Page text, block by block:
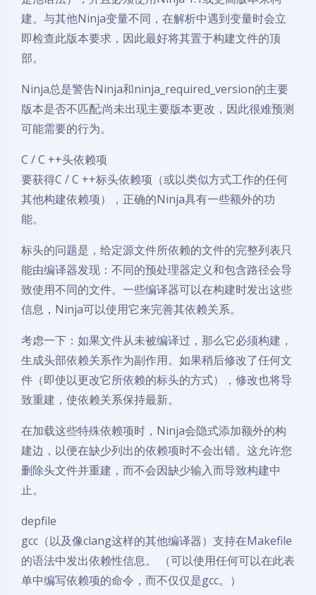
建。与其他Ninja变量不同，在解析中遇到变量时会立
即检查此版本要求，因此最好将其置于构建文件的顶
部。
Ninja总是警告Ninja和ninja_required_version的主要
版本是否不匹配;尚未出现主要版本更改，因此很难预测
可能需要的行为。
C / C ++头依赖项
要获得C / C ++标头依赖项（或以类似方式工作的任何
其他构建依赖项），正确的Ninja具有一些额外的功
能。
标头的问题是，给定源文件所依赖的文件的完整列表只
能由编译器发现：不同的预处理器定义和包含路径会导
致使用不同的文件。一些编译器可以在构建时发出这些
信息，Ninja可以使用它来完善其依赖关系。
考虑一下：如果文件从未被编译过，那么它必须构建，
生成头部依赖关系作为副作用。如果稍后修改了任何文
件（即使以更改它所依赖的标头的方式），修改也将导
致重建，使依赖关系保持最新。
在加载这些特殊依赖项时，Ninja会隐式添加额外的构
建边，以便在缺少列出的依赖项时不会出错。这允许您
删除头文件并重建，而不会因缺少输入而导致构建中
止。
depfile
gcc（以及像clang这样的其他编译器）支持在Makefile
的语法中发出依赖性信息。 （可以使用任何可以在此表
单中编写依赖项的命令，而不仅仅是gcc。）